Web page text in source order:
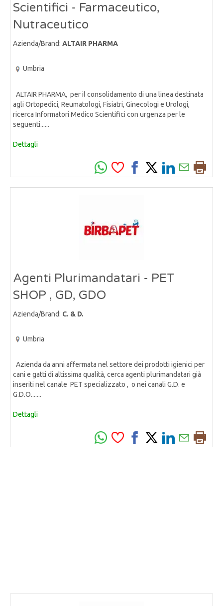
Scientifici - Farmaceutico,
Nutraceutico
Azienda/Brand: ALTAIR PHARMA
Umbria
ALTAIR PHARMA, per il consolidamento di una linea destinata
agli Ortopedici, Reumatologi, Fisiatri, Ginecologi e Urologi,
ricerca Informatori Medico Scientifici con urgenza per le
seguenti......
Dettagli
Agenti Plurimandatari - PET
SHOP , GD, GDO
Azienda/Brand: C. & D.
Umbria
Azienda da anni affermata nel settore dei prodotti igienici per
cani e gatti di altissima qualità, cerca agenti plurimandatari già
inseriti nel canale PET specializzato , o nei canali G.D. e
G.D.O.......
Dettagli